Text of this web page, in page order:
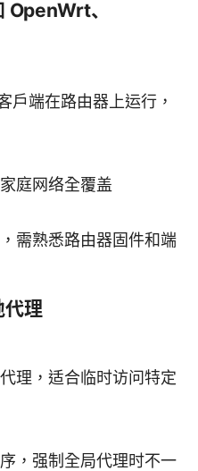
OpenWrt、
户端在路由器上运行，
庭网络全覆盖
需熟悉路由器固件和端
代理
理，适合临时访问特定
，强制全局代理时不一